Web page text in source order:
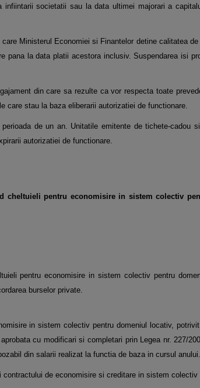
infiintariisocietatii sau la data ultimei majorari a
Ministerul Economiei si Finantelor detine calitatea
pana ladata platii acestora inclusiv. Suspendarea isi
din care sa rezulte ca vor respecta toate
care stau la baza eliberarii autorizatiei de functionare.
de un an. Unitatile emitente de tichete-cadou
autorizatiei de functionare.
cheltuieli pentru economisire in sistem colectiv
pentru economisire in sistem colectiv pentru
burselor private.
in sistem colectiv pentru domeniul locativ,
cu modificari si completari prin Legea nr. 227/
din salarii realizat la functia de baza in cursul anului.
de economisire si creditare in sistem colectiv